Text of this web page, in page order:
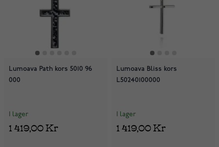
Lumoava Path kors 5010 96
000
I lager
1 419,00 Kr
Lumoava Bliss kors
L50240100000
I lager
1 419,00 Kr